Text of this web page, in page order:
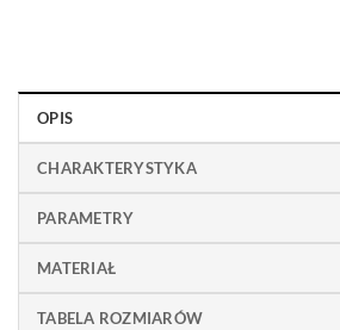
OPIS
CHARAKTERYSTYKA
PARAMETRY
MATERIAŁ
TABELA ROZMIARÓW